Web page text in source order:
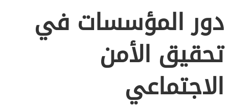
دور المؤسسات في
تحقيق الأمن
الاجتماعي